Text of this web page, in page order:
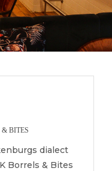
BITES
dialect
Borrels & Bites